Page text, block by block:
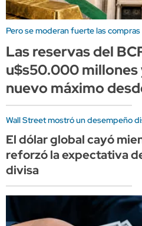
Pero se moderan fuerte las compras
Las reservas del
u$s50.000 millones
nuevo máximo
Wall Street mostró un desempeño
El dólar global cayó
reforzó la expectativa
divisa